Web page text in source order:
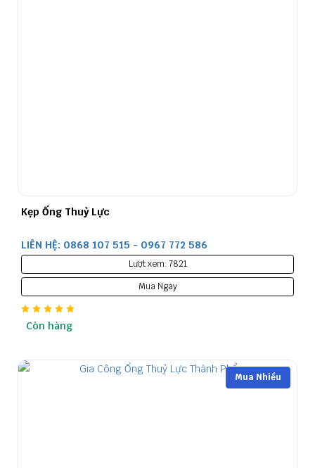
Kẹp Ống Thuỷ Lực
LIÊN HỆ: 0868 107 515 - 0967 772 586
Lượt xem: 7821
Mua Ngay
Còn hàng
Mua Nhiều